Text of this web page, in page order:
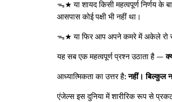
ᯓ★ या शायद किसी महत्वपूर्ण निर्णय
आसपास कोई पक्षी भी नहीं था।
ᯓ★ या फिर आप अपने कमरे में अकेले रो
यह सब एक महत्वपूर्ण प्रश्न उठाता है —
आध्यात्मिकता का उत्तर है:नहीं। बिल्कुल
एंजेल्स इस दुनिया में शारीरिक रूप से